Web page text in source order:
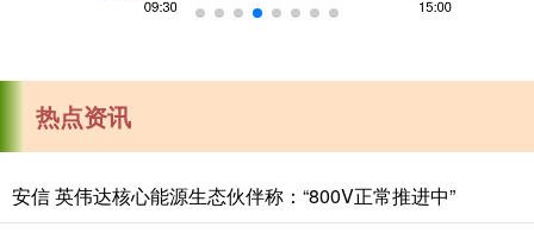
热点资讯
安信 英伟达核心能源生态伙伴称：“800V正常推进中”